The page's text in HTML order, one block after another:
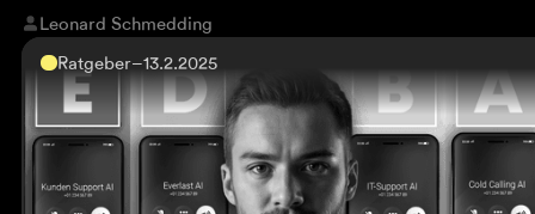
Automatisierungen in Deutschland, hat als erster den
gesamten Markt durchleuchtet und zeigt, welche
Plattform wirklich funktioniert. Jetzt den ultimativen
Anbieter-Vergleich lesen und teure
vermeiden!
Leonard Schmedding
Ratgeber–13.2.2025